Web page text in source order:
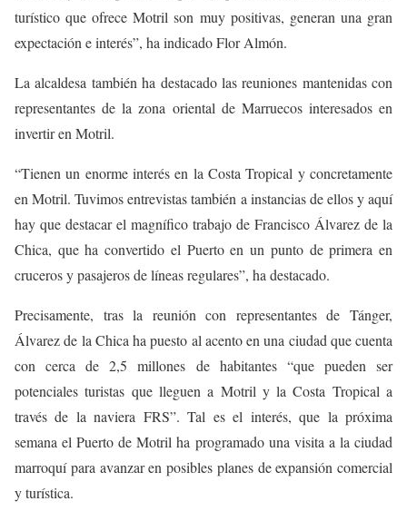
turístico que ofrece Motril son muy positivas, generan una gran
expectación e interés”, ha indicado Flor Almón.
La alcaldesa también ha destacado las reuniones mantenidas con
representantes de la zona oriental de Marruecos interesados en
invertir en Motril.
“Tienen un enorme interés en la Costa Tropical y concretamente
en Motril. Tuvimos entrevistas también a instancias de ellos y aquí
hay que destacar el magnífico trabajo de Francisco Álvarez de la
Chica, que ha convertido el Puerto en un punto de primera en
cruceros y pasajeros de líneas regulares”, ha destacado.
Precisamente, tras la reunión con representantes de Tánger,
Álvarez de la Chica ha puesto al acento en una ciudad que cuenta
con cerca de 2,5 millones de habitantes “que pueden ser
potenciales turistas que lleguen a Motril y la Costa Tropical a
través de la naviera FRS”. Tal es el interés, que la próxima
semana el Puerto de Motril ha programado una visita a la ciudad
marroquí para avanzar en posibles planes de expansión comercial
y turística.